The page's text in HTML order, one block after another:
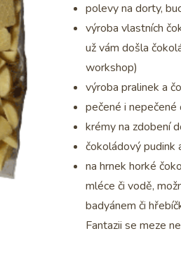
polevy na dorty,
výroba vlastních
už vám došla
workshop)
výroba pralinek a
pečené i
krémy na zdobení
čokoládový pudink
na hrnek horké
mléce či vodě,
badyánem či
Fantazii se meze